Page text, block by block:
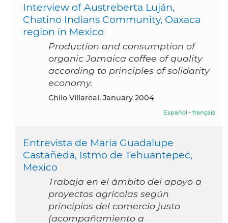
Interview of Austreberta Luján,
Chatino Indians Community, Oaxaca
region in Mexico
Production and consumption of
organic Jamaica coffee of quality
according to principles of solidarity
economy.
Chilo Villareal, January 2004
Español - français
Entrevista de Maria Guadalupe
Castañeda, Istmo de Tehuantepec,
Mexico
Trabaja en el ámbito del apoyo a
proyectos agrícolas según
principios del comercio justo
(acompañamiento a